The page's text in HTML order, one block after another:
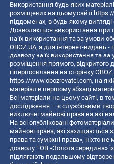
Використання будь-яких
розміщених на цьому сайті
піддоменах, в будь-якому вигляді
Дозволяється використання при
на їх використання та за умови
OBOZ.UA, а для інтернет-видань
дозволу на їх використання та за
розміщення прямого, відкритого
гіперпосилання на сторінку
https://www.obozrevatel.com, на
матеріал в першому абзаці
Всі матеріали на цьому сайті, в
дослідження – є службовими
виключні майнові права на які
На всі опубліковані
майнові права, які захищаються
права та суміжні права», ніхто
дозволу ТОВ «Золота середина»
підлягають подальшому